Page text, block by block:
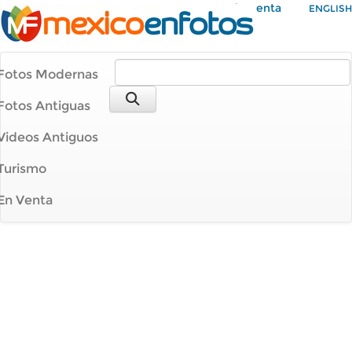
Mi Cuenta ENGLISH
Modernas
Antiguas
Antiguos
Venta